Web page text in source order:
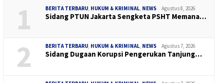
1 BERITA TERBARU, HUKUM & KRIMINAL, NEWS Agustus 8, 2026
Sidang PTUN Jakarta Sengketa PSHT Memana…
2 BERITA TERBARU, HUKUM & KRIMINAL, NEWS Agustus 7, 2026
Sidang Dugaan Korupsi Pengerukan Tanjung…